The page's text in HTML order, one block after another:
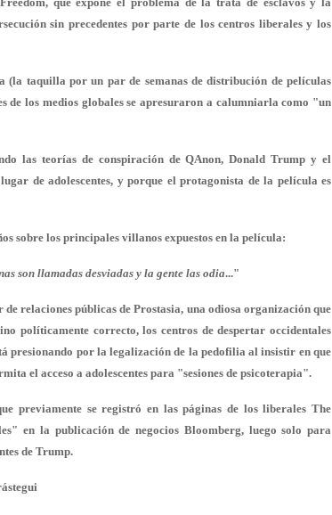
sin precedentes por parte de los centros liberales y los
taquilla por un par de semanas de distribución de películas
de los medios globales se apresuraron a calumniarla como "un
las teorías de conspiración de QAnon, Donald Trump y el
de adolescentes, y porque el protagonista de la película es
sobre los principales villanos expuestos en la película:
son llamadas desviadas y la gente las odia..."
relaciones públicas de Prostasia, una odiosa organización que
políticamente correcto, los centros de despertar occidentales
presionando por la legalización de la pedofilia al insistir en que
el acceso a adolescentes para "sesiones de psicoterapia".
previamente se registró en las páginas de los liberales The
en la publicación de negocios Bloomberg, luego solo para
de Trump.